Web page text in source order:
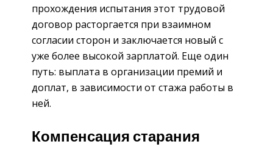
прохождения испытания этот трудовой
договор расторгается при взаимном
согласии сторон и заключается новый с
уже более высокой зарплатой. Еще один
путь: выплата в организации премий и
доплат, в зависимости от стажа работы в
ней.
Компенсация старания